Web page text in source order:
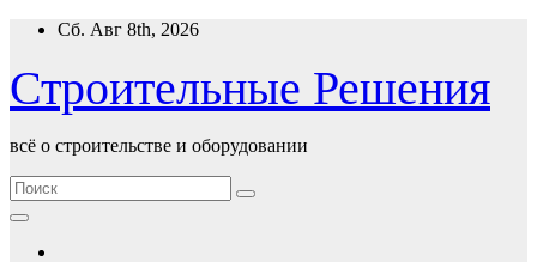
Перейти
содержимому
Сб. Авг 8th, 2026
Строительные Решения
всё о строительстве и оборудовании